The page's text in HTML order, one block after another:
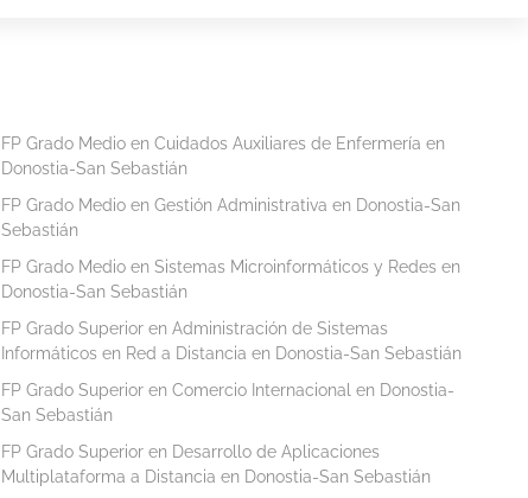
FP Grado Medio en Cuidados Auxiliares de Enfermería en
Donostia-San Sebastián
FP Grado Medio en Gestión Administrativa en Donostia-San
Sebastián
FP Grado Medio en Sistemas Microinformáticos y Redes en
Donostia-San Sebastián
FP Grado Superior en Administración de Sistemas
Informáticos en Red a Distancia en Donostia-San Sebastián
FP Grado Superior en Comercio Internacional en Donostia-
San Sebastián
FP Grado Superior en Desarrollo de Aplicaciones
Multiplataforma a Distancia en Donostia-San Sebastián